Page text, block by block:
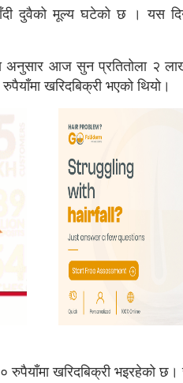
दुवैको मूल्य घटेको छ । यस
अनुसार आज सुन प्रतितोला २
खरिदबिक्री भएको थियो।
रुपैयाँमा खरिदबिक्री भइरहेको